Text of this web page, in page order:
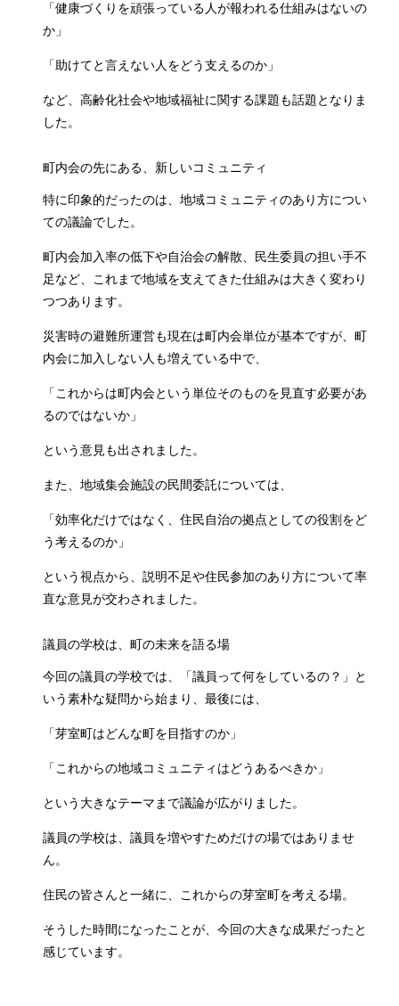
「健康づくりを頑張っている人が報われる仕組みはないの
か」
「助けてと言えない人をどう支えるのか」
など、高齢化社会や地域福祉に関する課題も話題となりま
した。
町内会の先にある、新しいコミュニティ
特に印象的だったのは、地域コミュニティのあり方につい
ての議論でした。
町内会加入率の低下や自治会の解散、民生委員の担い手不
足など、これまで地域を支えてきた仕組みは大きく変わり
つつあります。
災害時の避難所運営も現在は町内会単位が基本ですが、町
内会に加入しない人も増えている中で、
「これからは町内会という単位そのものを見直す必要があ
るのではないか」
という意見も出されました。
また、地域集会施設の民間委託については、
「効率化だけではなく、住民自治の拠点としての役割をど
う考えるのか」
という視点から、説明不足や住民参加のあり方について率
直な意見が交わされました。
議員の学校は、町の未来を語る場
今回の議員の学校では、「議員って何をしているの？」と
いう素朴な疑問から始まり、最後には、
「芽室町はどんな町を目指すのか」
「これからの地域コミュニティはどうあるべきか」
という大きなテーマまで議論が広がりました。
議員の学校は、議員を増やすためだけの場ではありませ
ん。
住民の皆さんと一緒に、これからの芽室町を考える場。
そうした時間になったことが、今回の大きな成果だったと
感じています。